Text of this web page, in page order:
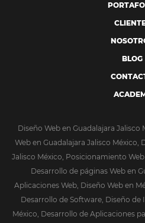
BLOG
Diseño Web en Guadalajara Jalisco
Web en Guadalajara Jalisco México,
Jalisco México, Posicionamiento
Desarrollo de páginas Web en
Aplicaciones Web, Diseño Web en
Desarrollo de Software, Diseño de
México, Desarrollo de Aplicaciones